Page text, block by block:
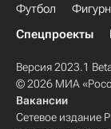
Футбол
Спецпроекты
Версия 2023.1
© 2026 МИА
Вакансии
Сетевое издание